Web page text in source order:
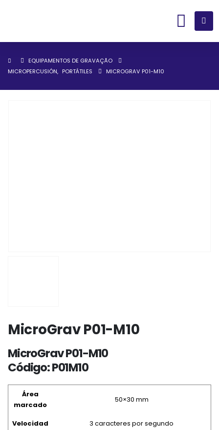
EQUIPAMENTOS DE GRAVAÇÃO
MICROPERCUSIÓN, PORTÁTILES MICROGRAV P01-M10
MicroGrav P01-M10
MicroGrav P01-M10
Código: P01M10
Área
marcado
50×30 mm
Velocidad 3 caracteres por segundo